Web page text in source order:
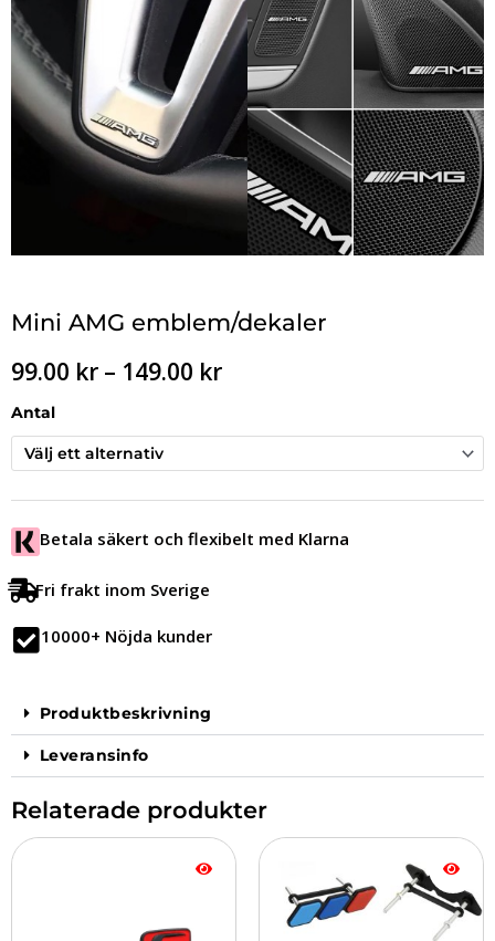
Mini AMG emblem/dekaler
99.00 kr – 149.00 krPrisintervall:
149.00 kr
Antal
Betala säkert och flexibelt med Klarna
Fri frakt inom Sverige
10000+ Nöjda kunder
Produktbeskrivning
Leveransinfo
Relaterade produkter
Den
produkten